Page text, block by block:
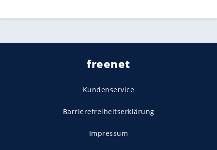
freenet
Kundenservice
Barrierefreiheitserklärung
Impressum